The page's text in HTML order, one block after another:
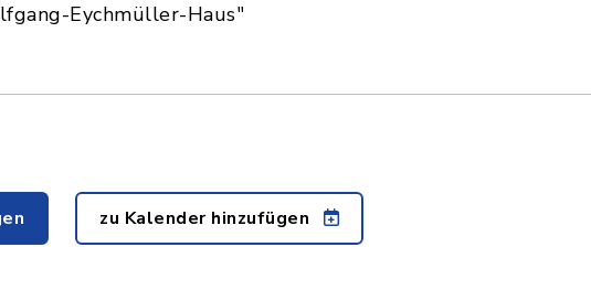
Eychmüller-Haus"
zu Kalender hinzufügen